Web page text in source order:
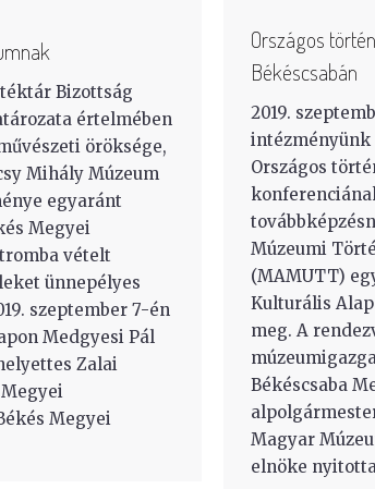
Bizottság
értelmében
öröksége,
Mihály Múzeum
egyaránt
Megyei
vételt
ünnepélyes
szeptember 7-én
Medgyesi Pál
Zalai
Megyei
Országos
Békéscsabán
2019.
intézményünk
Országos
Múzeumi
(MAMUTT)
Kulturális
meg. A
Békéscsaba
Magyar
elnöke